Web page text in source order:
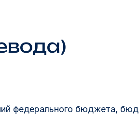
федерального бюджета,